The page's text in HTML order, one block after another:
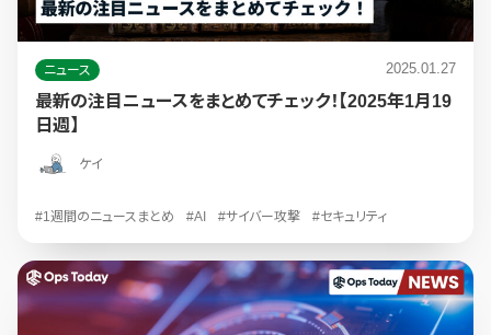
ニュース 2025.01.27
最新の注目ニュースをまとめてチェック！【2025年1月19
日週】
ケイ
#1週間のニュースまとめ #AI #サイバー攻撃 #セキュリティ